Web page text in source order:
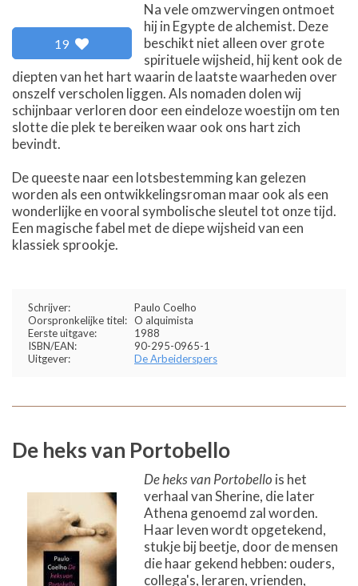
19
Na vele omzwervingen ontmoet
hij in Egypte de alchemist. Deze
beschikt niet alleen over grote
spirituele wijsheid, hij kent ook de
diepten van het hart waarin de laatste waarheden over
onszelf verscholen liggen. Als nomaden dolen wij
schijnbaar verloren door een eindeloze woestijn om ten
slotte die plek te bereiken waar ook ons hart zich
bevindt.
De queeste naar een lotsbestemming kan gelezen
worden als een ontwikkelingsroman maar ook als een
wonderlijke en vooral symbolische sleutel tot onze tijd.
Een magische fabel met de diepe wijsheid van een
klassiek sprookje.
Schrijver:
Paulo Coelho
Oorspronkelijke titel: O alquimista
Eerste uitgave:
1988
ISBN/EAN:
90-295-0965-1
Uitgever:
De Arbeiderspers
De heks van Portobello
De heks van Portobello is het
verhaal van Sherine, die later
Athena genoemd zal worden.
Haar leven wordt opgetekend,
stukje bij beetje, door de mensen
die haar gekend hebben: ouders,
collega's, leraren, vrienden,